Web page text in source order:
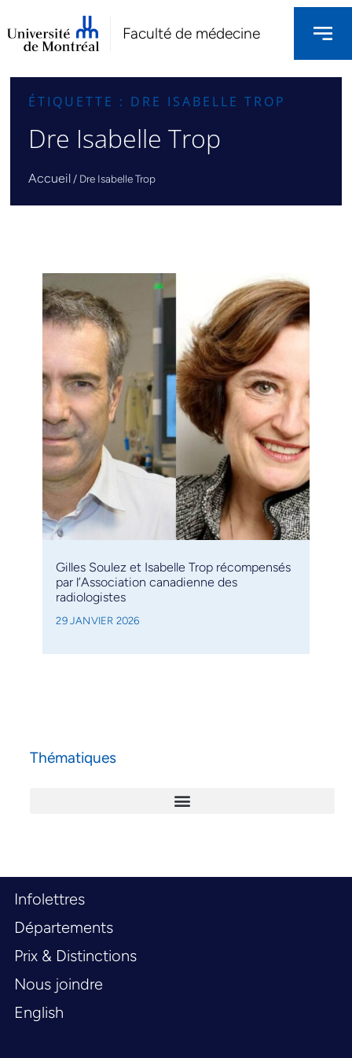
Faculté de médecine
ÉTIQUETTE : DRE ISABELLE TROP
Dre Isabelle Trop
Accueil / Dre Isabelle Trop
Gilles Soulez et Isabelle Trop récompensés
par l’Association canadienne des
radiologistes
29 JANVIER 2026
Thématiques
Infolettres
Départements
Prix & Distinctions
Nous joindre
English